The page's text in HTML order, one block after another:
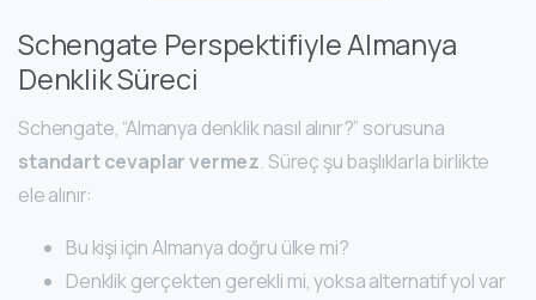
Schengate Perspektifiyle Almanya
Denklik Süreci
Schengate, “Almanya denklik nasıl alınır?” sorusuna
standart cevaplar vermez. Süreç şu başlıklarla birlikte
ele alınır:
Bu kişi için Almanya doğru ülke mi?
Denklik gerçekten gerekli mi, yoksa alternatif yol var